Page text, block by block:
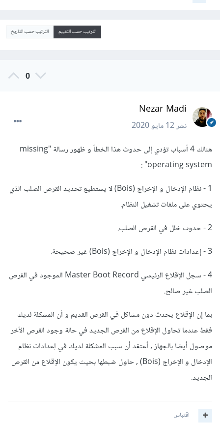
الترتيب حسب التقييم الترتيب حسب التاريخ
0
Nezar Madi
نشر12 مايو 2020
هنالك 4 أسباب تؤدي إلى حدوث هذا الخطأ و ظهور رسالة "missing
operating system" :
1 - نظام الإدخال و الإخراج (Bois) لا يستطيع تحديد القرص الصلب الذي
يحتوي على ملفات تشغيل النظام.
2 - حدوث خلل في القرص الصلب.
3 - إعدادات نظام الإدخال و الإخراج (Bois) غير صحيحة.
4 - سجل الإقلاع الرئيسي Master Boot Record الموجود في القرص
الصلب غير صالح.
بما إن الإقلاع يحدث دون مشاكل في القرص القديم و أن المشكلة لديك
فقط عندما تحاول الإقلاع من القرص الجديد في حالة وجود القرص الأخر
موصول أيضا بالجهاز , أعتقد أن سبب المشكلة لديك في إعدادات نظام
الإدخال و الإخراج (Bois) , حاول ضبطها بحيث يكون الإقلاع من القرص
الجديد.
اقتباس